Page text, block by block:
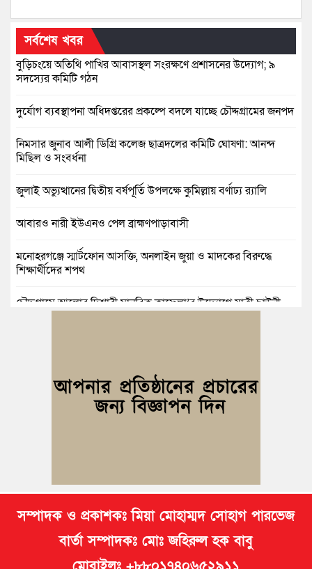
সর্বশেষ খবর
বুড়িচংয়ে অতিথি পাখির আবাসস্থল সংরক্ষণে প্রশাসনের উদ্যোগ; ৯
সদস্যের কমিটি গঠন
দুর্যোগ ব্যবস্থাপনা অধিদপ্তরের প্রকল্পে বদলে যাচ্ছে চৌদ্দগ্রামের জনপদ
নিমসার জুনাব আলী ডিগ্রি কলেজ ছাত্রদলের কমিটি ঘোষণা: আনন্দ
মিছিল ও সংবর্ধনা
জুলাই অভ্যুত্থানের দ্বিতীয় বর্ষপূর্তি উপলক্ষে কুমিল্লায় বর্ণাঢ্য র‍্যালি
আবারও নারী ইউএনও পেল ব্রাহ্মণপাড়াবাসী
মনোহরগঞ্জে স্মার্টফোন আসক্তি, অনলাইন জুয়া ও মাদকের বিরুদ্ধে
শিক্ষার্থীদের শপথ
চৌদ্দগ্রামে আলোর দিশারী মানবিক কাফেলা’র উদ্যোগে যাত্রী ছাউনী
জলিল ও শাহ ইমরানের নেতৃত্বে বরুড়া উপজেলা স্বেচ্ছাসেবক দলের
আংশিক কমিটি ঘোষণা
সম্পাদক ও প্রকাশকঃ মিয়া মোহাম্মদ সোহাগ পারভেজ
বার্তা সম্পাদকঃ মোঃ জহিরুল হক বাবু